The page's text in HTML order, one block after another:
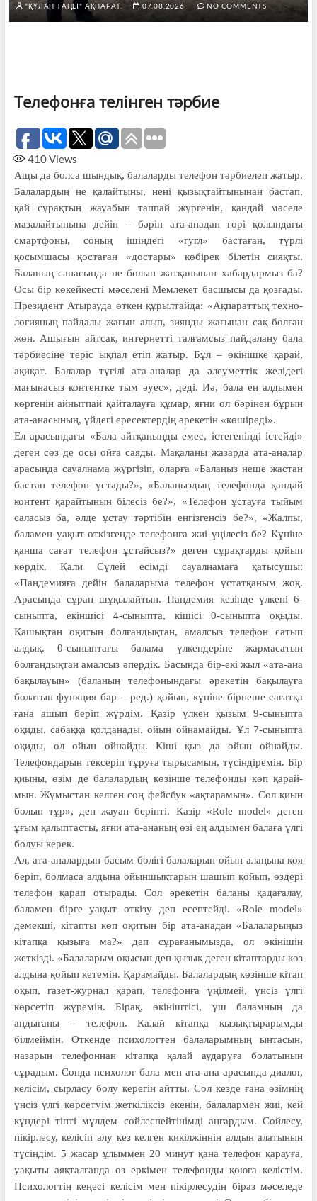
"ҚҰЛАН ТАҢЫ" АҚПАРАТ. 07.08.2026 NO COMMENTS
Телефонға телінген тәрбие
410Views
Ащы да болса шындық, балаларды телефон тәрбиелеп жатыр.
Балалардың не қалайтыны, нені қызықтайтынынан бастап,
қай сұрақтың жауабын таппай жүргенін, қандай мәселе
мазалайтынына дейін – бәрін ата-анадан гөрі қолындағы
смартфоны, соның ішіндегі «гугл» бастаған, түрлі
қосымшасы қостаған «достары» көбірек білетін сияқты.
Баланың санасында не болып жатқанынан хабардармыз ба?
Осы бір көкейкесті мәселені Мемлекет басшысы да қозғады.
Президент Атырауда өткен құрылтайда: «Ақпараттық техно­
ло­гияның пайдалы жағын алып, зиянды жағынан сақ болған
жөн. Ашығын айтсақ, интернетті талғамсыз пайдалану бала
тәрбиесіне теріс ықпал етіп жатыр. Бұл – өкінішке қарай,
ақиқат. Балалар түгілі ата-аналар да әлеуметтік желідегі
мағынасыз контентке тым әуес», деді. Иә, бала ең алдымен
көргенін айнытпай қайталауға құмар, яғни ол бәрінен бұрын
ата-анасының, үйдегі ересектердің әрекетін «көшіреді».
Ел арасындағы «Бала айтқаныңды емес, істегеніңді істейді»
деген сөз де осы ойға саяды. Мақаланы жазарда ата-аналар
арасында сауалнама жүргізіп, оларға «Балаңыз неше жастан
бастап телефон ұстады?», «Бала­ңыздың телефонда қандай
контент қарайтынын білесіз бе?», «Телефон ұстау­ға тыйым
саласыз ба, әлде ұстау тәртібін енгізгенсіз бе?», «Жалпы,
бала­мен уақыт өткізгенде телефонға жиі үңі­ле­сіз бе? Күніне
қанша сағат телефон ұс­тай­сыз?» деген сұрақтарды қойып
көрдік. Қали Сүлей есімді сауалнамаға қаты­су­шы:
«Пандемияға дейін балаларыма телефон ұстатқаным жоқ.
Арасында сұрап шұ­қы­лайтын. Пандемия кезінде үлкені 6-
сыныпта, екіншісі 4-сыныпта, кішісі 0-сыныпта оқыды.
Қашықтан оқитын болғандықтан, амалсыз телефон сатып
алдық. 0-сыныптағы балама үлкендеріне жар­ма­сатын
болғандықтан амалсыз әпер­дік. Басында бір-екі жыл «ата-ана
бақылауын» (баланың телефонындағы әрекетін бақылауға
болатын функция бар – ред.) қойып, күніне бірнеше сағатқа
ғана ашып беріп жүрдім. Қазір үлкен қызым 9-сыныпта
оқиды, сабаққа қолданады, ойын ойнамайды. Ұл 7-сыныпта
оқиды, ол ойын ойнайды. Кіші қыз да ойын ойнайды.
Телефондарын тексеріп тұруға тыры­самын, түсіндіремін. Бір
қиыны, өзім де бала­лардың көзінше телефонды көп қарай­
мын. Жұмыстан келген соң фейсбук «ақта­ра­мын». Сол қиын
болып тұр», деп жауап беріпті. Қазір «Role model» деген
ұғым қа­лыптасты, яғни ата-ананың өзі ең алдымен балаға үлгі
болуы керек.
Ал, ата-аналардың басым бөлігі балаларын ойын алаңына қоя
беріп, болмаса алдына ойыншықтарын шашып қойып, өздері
телефон қарап отырады. Сол әрекетін баланы қадағалау,
баламен бірге уақыт өткізу деп есептейді. «Role model»
демекші, кітапты көп оқитын бір ата-анадан «Балаларыңыз
кітапқа қызыға ма?» деп сұрағанымызда, ол өкінішін
жеткізді. «Балаларым оқысын деп қызық деген кітаптарды көз
алдына қойып кетемін. Қарамайды. Балалардың көзінше кітап
оқып, газет-журнал қарап, телефонға үңілмей, үнсіз үлгі
көрсетіп жүремін. Бірақ, өкініштісі, үш баламның да
аңдығаны – телефон. Қалай кітапқа қызықтырарымды
білмеймін. Өткенде психологтен балаларымның ынтасын,
назарын телефоннан кітапқа қалай аударуға болатынын
сұрадым. Сонда психолог бала мен ата-ана арасында диалог,
келісім, сырласу болу керегін айтты. Сол кезде ғана өзімнің
үнсіз үлгі көрсетуім жеткіліксіз екенін, балалармен жиі, кей
күндері тіпті мүлдем сөйлеспейтінімді аңғардым. Сөйлесу,
пікірлесу, келісіп алу кез келген кикіл­жіңнің алдын алатынын
түсіндім. 5 жасар ұлыммен 20 минут қана телефон қарауға,
уақыты аяқталғанда өз еркімен телефонды қоюға келістім.
Психологтің кеңесі келісім мен пікірлесудің біраз мәселеде